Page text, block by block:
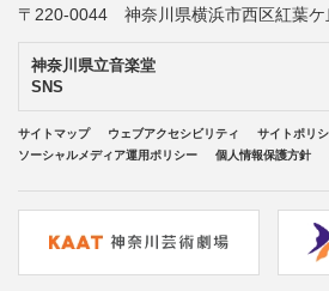
〒220-0044 神奈川県横浜市西区紅葉ケ
神奈川県立音楽堂
SNS
サイトマップ ウェブアクセシビリティ
サイトポリ
ソーシャルメディア運用ポリシー
個人情報保護方針